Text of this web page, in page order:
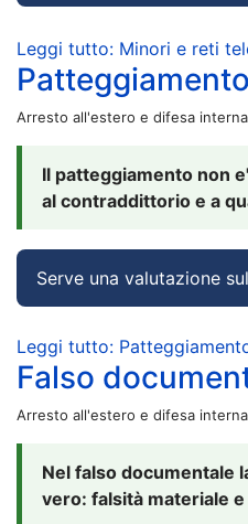
Leggi tutto: Minori e reti
Arresto all'estero e difesa
Il patteggiamento non
al contraddittorio e a
Serve una valutazione
Leggi tutto:
Falso
Arresto all'estero e difesa
Nel falso documentale
vero: falsità materiale